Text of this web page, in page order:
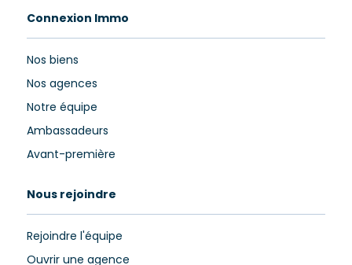
Connexion Immo
Nos biens
Nos agences
Notre équipe
Ambassadeurs
Avant-première
Nous rejoindre
Rejoindre l'équipe
Ouvrir une agence